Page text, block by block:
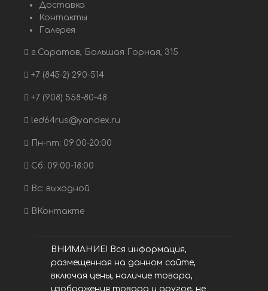
Доставка
Контакты
Галерея
г.Саратов, Большая Горная, 315
+7 (845-2) 290-514
+7 (908) 558-80-48
led64rus@yandex.ru
Пн-пт: 09:00-20:00
Сб: 09:00-18:00
Вс: выходной
ВКонтакте
ВНИМАНИЕ! Вся информация,
размещенная на данном сайте,
включая цены, наличие товара,
изображения товара и другое, не